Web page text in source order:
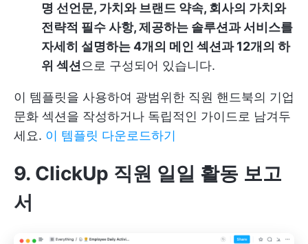
명 선언문, 가치와 브랜드 약속, 회사의 가치와
전략적 필수 사항, 제공하는 솔루션과 서비스를
자세히 설명하는 4개의 메인 섹션과 12개의 하
위 섹션으로 구성되어 있습니다.
이 템플릿을 사용하여 광범위한 직원 핸드북의 기업
문화 섹션을 작성하거나 독립적인 가이드로 남겨두
세요. 이 템플릿 다운로드하기
9. ClickUp 직원 일일 활동 보고
서